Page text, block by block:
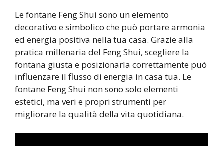
Le fontane Feng Shui sono un elemento
decorativo e simbolico che può portare armonia
ed energia positiva nella tua casa. Grazie alla
pratica millenaria del Feng Shui, scegliere la
fontana giusta e posizionarla correttamente può
influenzare il flusso di energia in casa tua. Le
fontane Feng Shui non sono solo elementi
estetici, ma veri e propri strumenti per
migliorare la qualità della vita quotidiana.